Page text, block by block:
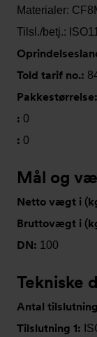
Materialer:
Tilsl./betj.:
Told tarif no.:
Pakkestørrelse:
: 0
: 0
Mål og
Netto vægt i
Bruttovægt i
DN: 100
Tekniske
Antal
Tilslutning 1: